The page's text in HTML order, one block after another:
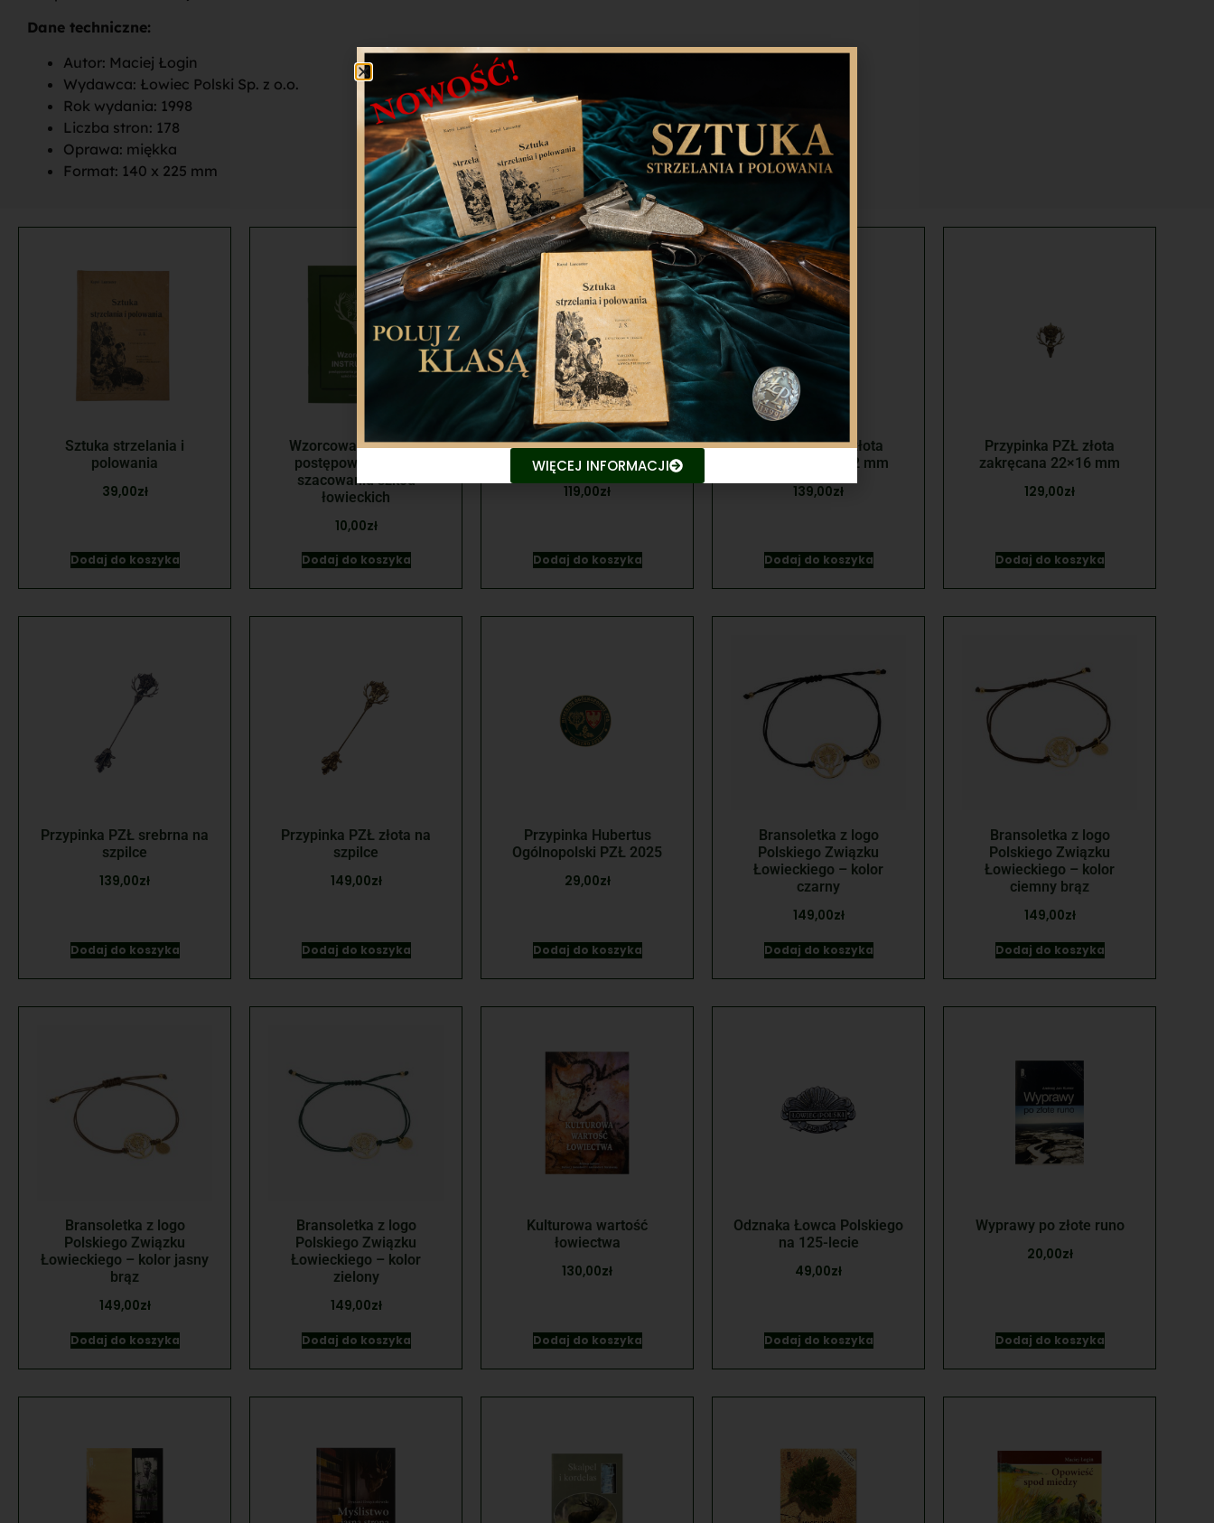
Dane techniczne:
Autor: Maciej Łogin
Wydawca: Łowiec Polski Sp. z o.o.
Rok wydania: 1998
Liczba stron: 178
Oprawa: miękka
Format: 140 x 225 mm
Sztuka strzelania i
polowania
39,00zł
Dodaj do koszyka
Wzorcowa instrukcja
postępowania przy
szacowaniu szkód
łowieckich
10,00zł
Dodaj do koszyka
Przypinka PZŁ srebrna
zakręcana 22×16 mm
119,00zł
Dodaj do koszyka
Przypinka PZŁ złota
zakręcana 28×22 mm
139,00zł
Dodaj do koszyka
Przypinka PZŁ złota
zakręcana 22×16 mm
129,00zł
Dodaj do koszyka
Przypinka PZŁ srebrna na
szpilce
139,00zł
Dodaj do koszyka
Przypinka PZŁ złota na
szpilce
149,00zł
Dodaj do koszyka
Przypinka Hubertus
Ogólnopolski PZŁ 2025
29,00zł
Dodaj do koszyka
Bransoletka z logo
Polskiego Związku
Łowieckiego – kolor
czarny
149,00zł
Dodaj do koszyka
Bransoletka z logo
Polskiego Związku
Łowieckiego – kolor
ciemny brąz
149,00zł
Dodaj do koszyka
Bransoletka z logo
Polskiego Związku
Łowieckiego – kolor jasny
brąz
149,00zł
Dodaj do koszyka
Bransoletka z logo
Polskiego Związku
Łowieckiego – kolor
zielony
149,00zł
Dodaj do koszyka
Kulturowa wartość
łowiectwa
130,00zł
Dodaj do koszyka
Odznaka Łowca Polskiego
na 125-lecie
49,00zł
Dodaj do koszyka
Wyprawy po złote runo
20,00zł
Dodaj do koszyka
WIĘCEJ INFORMACJI